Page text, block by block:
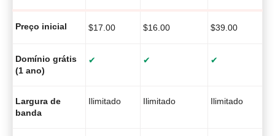
Preço inicial $17.00 $16.00 $39.00
Domínio grátis
(1 ano)
✔ ✔ ✔
Largura de
banda
Ilimitado Ilimitado Ilimitado